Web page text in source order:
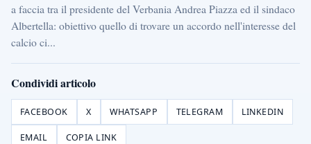
a faccia tra il presidente del Verbania Andrea Piazza ed il sindaco
Albertella: obiettivo quello di trovare un accordo nell'interesse del
calcio ci...
Condividi articolo
FACEBOOK X WHATSAPP TELEGRAM LINKEDIN
EMAIL COPIA LINK